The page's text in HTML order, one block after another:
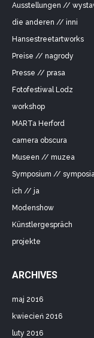
Ausstellungen //
die anderen // inni
Hansestreetartworks
Preise // nagrody
Presse // prasa
Fotofestiwal Lodz
workshop
MARTa Herford
camera obscura
Museen // muzea
Symposium //
ich // ja
Modenshow
Künstlergespräch
projekte
ARCHIVES
maj 2016
kwiecień 2016
luty 2016